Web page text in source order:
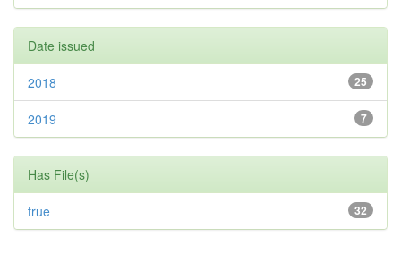
Date issued
25
2018
7
2019
Has File(s)
32
true